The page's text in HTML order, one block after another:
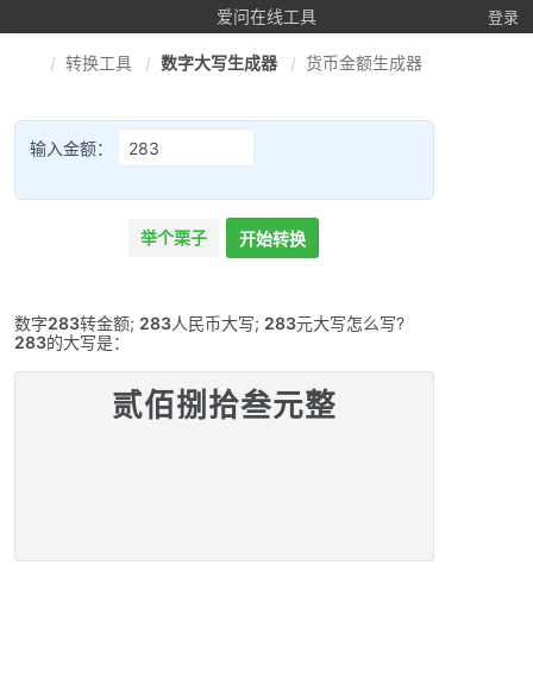
爱问在线工具 登录
转换工具 数字大写生成器 货币金额生成器
输入金额：
举个栗子 开始转换
数字283转金额; 283人民币大写; 283元大写怎么写?
283的大写是：
贰佰捌拾叁元整